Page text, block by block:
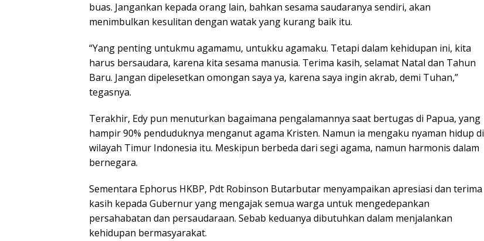
buas. Jangankan kepada orang lain, bahkan sesama saudaranya sendiri, akan
menimbulkan kesulitan dengan watak yang kurang baik itu.
“Yang penting untukmu agamamu, untukku agamaku. Tetapi dalam kehidupan ini, kita
harus bersaudara, karena kita sesama manusia. Terima kasih, selamat Natal dan Tahun
Baru. Jangan dipelesetkan omongan saya ya, karena saya ingin akrab, demi Tuhan,”
tegasnya.
Terakhir, Edy pun menuturkan bagaimana pengalamannya saat bertugas di Papua, yang
hampir 90% penduduknya menganut agama Kristen. Namun ia mengaku nyaman hidup di
wilayah Timur Indonesia itu. Meskipun berbeda dari segi agama, namun harmonis dalam
bernegara.
Sementara Ephorus HKBP, Pdt Robinson Butarbutar menyampaikan apresiasi dan terima
kasih kepada Gubernur yang mengajak semua warga untuk mengedepankan
persahabatan dan persaudaraan. Sebab keduanya dibutuhkan dalam menjalankan
kehidupan bermasyarakat.